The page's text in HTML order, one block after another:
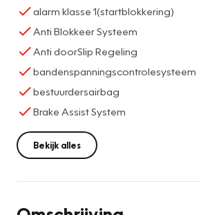
alarm klasse 1(startblokkering)
Anti Blokkeer Systeem
Anti doorSlip Regeling
bandenspanningscontrolesysteem
bestuurdersairbag
Brake Assist System
Bekijk alles